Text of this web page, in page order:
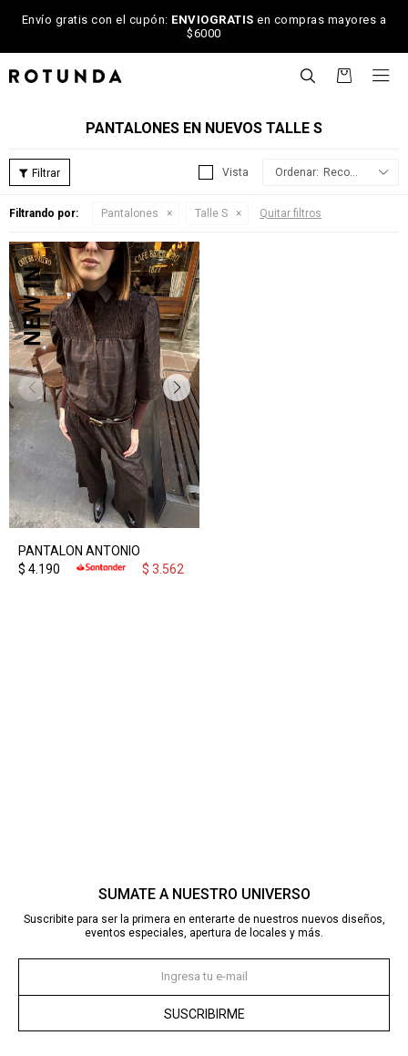
Envío gratis con el cupón: ENVIOGRATIS en compras mayores a
$6000

PANTALONES EN NUEVOS TALLE S
Recomendados
Filtrando por: Pantalones Talle S Quitar filtros
PANTALON ANTONIO
$ 4.190 $ 3.562
SUMATE A NUESTRO UNIVERSO
Suscribite para ser la primera en enterarte de nuestros nuevos diseños,
eventos especiales, apertura de locales y más.
SUSCRIBIRME